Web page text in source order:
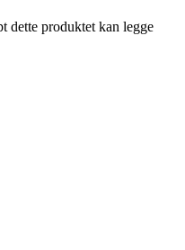
dette produktet kan legge